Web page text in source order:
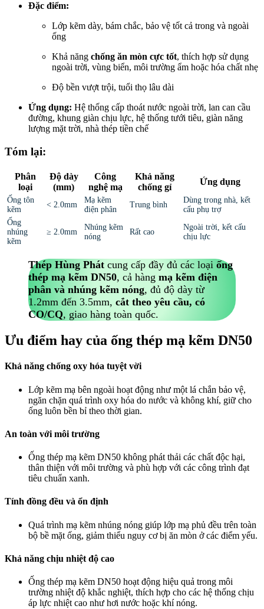
Đặc điểm:
Lớp kẽm dày, bám chắc, bảo vệ tốt cả trong và ngoài
ống
Khả năng chống ăn mòn cực tốt, thích hợp sử dụng
ngoài trời, vùng biển, môi trường ẩm hoặc hóa chất nhẹ
Độ bền vượt trội, tuổi thọ lâu dài
Ứng dụng: Hệ thống cấp thoát nước ngoài trời, lan can cầu
đường, khung giàn chịu lực, hệ thống tưới tiêu, giàn năng
lượng mặt trời, nhà thép tiền chế
Tóm lại:
Phân
loại
Độ dày
(mm)
Công
nghệ mạ
Khả năng
chống gỉ
Ứng dụng
Ống tôn
kẽm
< 2.0mm
Mạ kẽm
điện phân
Trung bình
Dùng trong nhà, kết
cấu phụ trợ
Ống
nhúng
kẽm
≥ 2.0mm
Nhúng kẽm
nóng
Rất cao
Ngoài trời, kết cấu
chịu lực
Thép Hùng Phát cung cấp đầy đủ các loại ống
thép mạ kẽm DN50, cả hàng mạ kẽm điện
phân và nhúng kẽm nóng, đủ độ dày từ
1.2mm đến 3.5mm, cắt theo yêu cầu, có
CO/CQ, giao hàng toàn quốc.
Ưu điểm hay của ống thép mạ kẽm DN50
Khả năng chống oxy hóa tuyệt vời
Lớp kẽm mạ bên ngoài hoạt động như một lá chắn bảo vệ,
ngăn chặn quá trình oxy hóa do nước và không khí, giữ cho
ống luôn bền bỉ theo thời gian.
An toàn với môi trường
Ống thép mạ kẽm DN50 không phát thải các chất độc hại,
thân thiện với môi trường và phù hợp với các công trình đạt
tiêu chuẩn xanh.
Tính đồng đều và ổn định
Quá trình mạ kẽm nhúng nóng giúp lớp mạ phủ đều trên toàn
bộ bề mặt ống, giảm thiểu nguy cơ bị ăn mòn ở các điểm yếu.
Khả năng chịu nhiệt độ cao
Ống thép mạ kẽm DN50 hoạt động hiệu quả trong môi
trường nhiệt độ khắc nghiệt, thích hợp cho các hệ thống chịu
áp lực nhiệt cao như hơi nước hoặc khí nóng.